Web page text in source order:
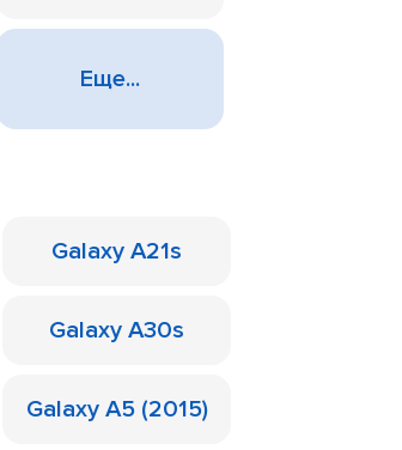
Еще...
Galaxy A21s
Galaxy A30s
Galaxy A5 (2015)